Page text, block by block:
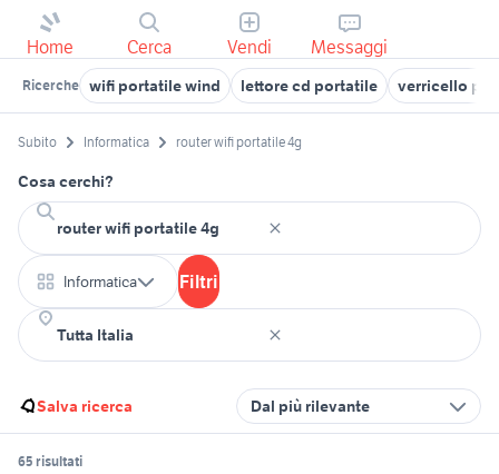
Home Cerca Vendi Messaggi
Ricerche wifi portatile wind lettore cd portatile verricello
Subito Informatica router wifi portatile 4g
Cosa cerchi?
Informatica Filtri
Salva ricerca Dal più rilevante
65 risultati